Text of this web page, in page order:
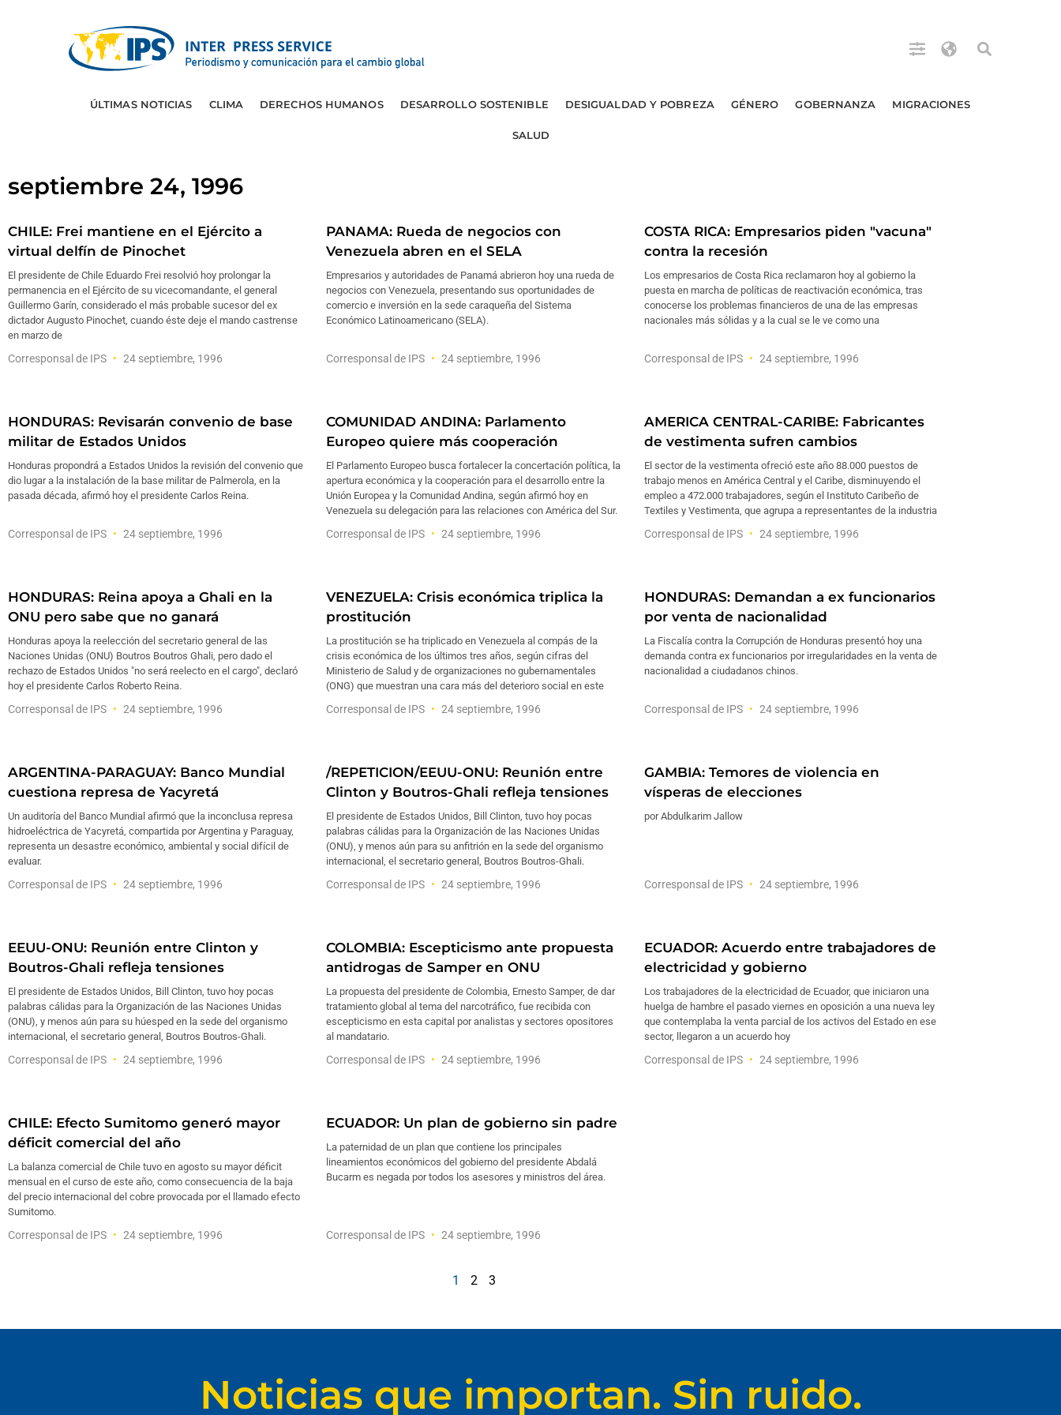
ÚLTIMAS NOTICIAS CLIMA DERECHOS HUMANOS DESARROLLO SOSTENIBLE DESIGUALDAD Y POBREZA GÉNERO GOBERNANZA MIGRACIONES
SALUD
septiembre 24, 1996
CHILE: Frei mantiene en el Ejército a
virtual delfín de Pinochet
El presidente de Chile Eduardo Frei resolvió hoy prolongar la
permanencia en el Ejército de su vicecomandante, el general
Guillermo Garín, considerado el más probable sucesor del ex
dictador Augusto Pinochet, cuando éste deje el mando castrense
en marzo de
Corresponsal de IPS 24 septiembre, 1996
PANAMA: Rueda de negocios con
Venezuela abren en el SELA
Empresarios y autoridades de Panamá abrieron hoy una rueda de
negocios con Venezuela, presentando sus oportunidades de
comercio e inversión en la sede caraqueña del Sistema
Económico Latinoamericano (SELA).
Corresponsal de IPS 24 septiembre, 1996
COSTA RICA: Empresarios piden "vacuna"
contra la recesión
Los empresarios de Costa Rica reclamaron hoy al gobierno la
puesta en marcha de políticas de reactivación económica, tras
conocerse los problemas financieros de una de las empresas
nacionales más sólidas y a la cual se le ve como una
Corresponsal de IPS 24 septiembre, 1996
HONDURAS: Revisarán convenio de base
militar de Estados Unidos
Honduras propondrá a Estados Unidos la revisión del convenio que
dio lugar a la instalación de la base militar de Palmerola, en la
pasada década, afirmó hoy el presidente Carlos Reina.
Corresponsal de IPS 24 septiembre, 1996
COMUNIDAD ANDINA: Parlamento
Europeo quiere más cooperación
El Parlamento Europeo busca fortalecer la concertación política, la
apertura económica y la cooperación para el desarrollo entre la
Unión Europea y la Comunidad Andina, según afirmó hoy en
Venezuela su delegación para las relaciones con América del Sur.
Corresponsal de IPS 24 septiembre, 1996
AMERICA CENTRAL-CARIBE: Fabricantes
de vestimenta sufren cambios
El sector de la vestimenta ofreció este año 88.000 puestos de
trabajo menos en América Central y el Caribe, disminuyendo el
empleo a 472.000 trabajadores, según el Instituto Caribeño de
Textiles y Vestimenta, que agrupa a representantes de la industria
Corresponsal de IPS 24 septiembre, 1996
HONDURAS: Reina apoya a Ghali en la
ONU pero sabe que no ganará
Honduras apoya la reelección del secretario general de las
Naciones Unidas (ONU) Boutros Boutros Ghali, pero dado el
rechazo de Estados Unidos "no será reelecto en el cargo", declaró
hoy el presidente Carlos Roberto Reina.
Corresponsal de IPS 24 septiembre, 1996
VENEZUELA: Crisis económica triplica la
prostitución
La prostitución se ha triplicado en Venezuela al compás de la
crisis económica de los últimos tres años, según cifras del
Ministerio de Salud y de organizaciones no gubernamentales
(ONG) que muestran una cara más del deterioro social en este
Corresponsal de IPS 24 septiembre, 1996
HONDURAS: Demandan a ex funcionarios
por venta de nacionalidad
La Fiscalía contra la Corrupción de Honduras presentó hoy una
demanda contra ex funcionarios por irregularidades en la venta de
nacionalidad a ciudadanos chinos.
Corresponsal de IPS 24 septiembre, 1996
ARGENTINA-PARAGUAY: Banco Mundial
cuestiona represa de Yacyretá
Un auditoría del Banco Mundial afirmó que la inconclusa represa
hidroeléctrica de Yacyretá, compartida por Argentina y Paraguay,
representa un desastre económico, ambiental y social difícil de
evaluar.
Corresponsal de IPS 24 septiembre, 1996
/REPETICION/EEUU-ONU: Reunión entre
Clinton y Boutros-Ghali refleja tensiones
El presidente de Estados Unidos, Bill Clinton, tuvo hoy pocas
palabras cálidas para la Organización de las Naciones Unidas
(ONU), y menos aún para su anfitrión en la sede del organismo
internacional, el secretario general, Boutros Boutros-Ghali.
Corresponsal de IPS 24 septiembre, 1996
GAMBIA: Temores de violencia en
vísperas de elecciones
por Abdulkarim Jallow
Corresponsal de IPS 24 septiembre, 1996
EEUU-ONU: Reunión entre Clinton y
Boutros-Ghali refleja tensiones
El presidente de Estados Unidos, Bill Clinton, tuvo hoy pocas
palabras cálidas para la Organización de las Naciones Unidas
(ONU), y menos aún para su húesped en la sede del organismo
internacional, el secretario general, Boutros Boutros-Ghali.
Corresponsal de IPS 24 septiembre, 1996
COLOMBIA: Escepticismo ante propuesta
antidrogas de Samper en ONU
La propuesta del presidente de Colombia, Ernesto Samper, de dar
tratamiento global al tema del narcotráfico, fue recibida con
escepticismo en esta capital por analistas y sectores opositores
al mandatario.
Corresponsal de IPS 24 septiembre, 1996
ECUADOR: Acuerdo entre trabajadores de
electricidad y gobierno
Los trabajadores de la electricidad de Ecuador, que iniciaron una
huelga de hambre el pasado viernes en oposición a una nueva ley
que contemplaba la venta parcial de los activos del Estado en ese
sector, llegaron a un acuerdo hoy
Corresponsal de IPS 24 septiembre, 1996
CHILE: Efecto Sumitomo generó mayor
déficit comercial del año
La balanza comercial de Chile tuvo en agosto su mayor déficit
mensual en el curso de este año, como consecuencia de la baja
del precio internacional del cobre provocada por el llamado efecto
Sumitomo.
Corresponsal de IPS 24 septiembre, 1996
ECUADOR: Un plan de gobierno sin padre
La paternidad de un plan que contiene los principales
lineamientos económicos del gobierno del presidente Abdalá
Bucarm es negada por todos los asesores y ministros del área.
Corresponsal de IPS 24 septiembre, 1996
1 2 3
Noticias que importan. Sin ruido.